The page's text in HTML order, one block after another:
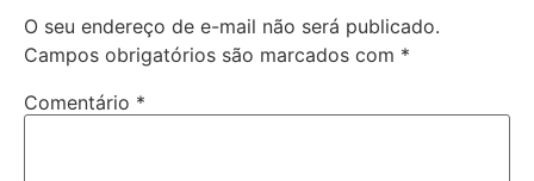
O seu endereço de e-mail não será publicado.
Campos obrigatórios são marcados com *
Comentário *